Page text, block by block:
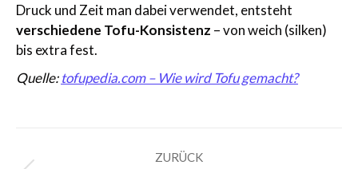
Druck und Zeit man dabei verwendet, entsteht
verschiedene Tofu-Konsistenz – von weich (silken)
bis extra fest.
Quelle:tofupedia.com – Wie wird Tofu gemacht?
ZURÜCK